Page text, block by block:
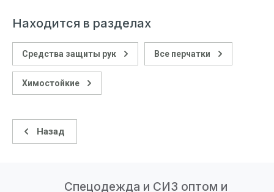
Находится в разделах
Средства защиты рук Все перчатки
Химостойкие
Назад
Спецодежда и СИЗ оптом и